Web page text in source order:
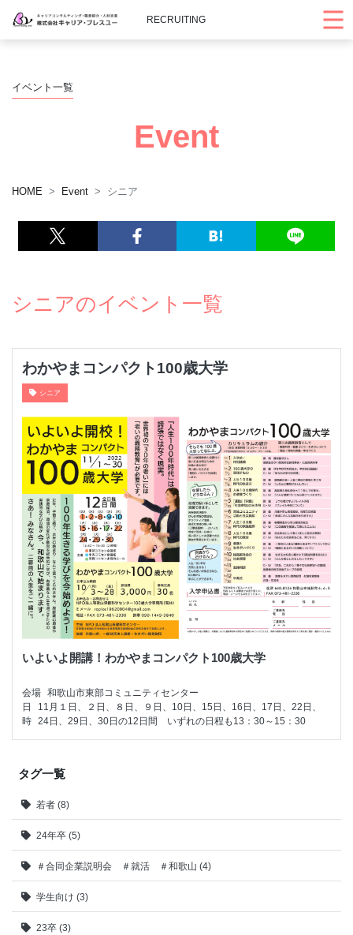
RECRUITING
イベント一覧
Event
HOME Event シニア
シニアのイベント一覧
わかやまコンパクト100歳大学
シニア
いよいよ開講！わかやまコンパクト100歳大学
会場 和歌山市東部コミュニティセンター
日
時
11月１日、２日、８日、９日、10日、15日、16日、17日、22日、
24日、29日、30日の12日間　いずれの日程も13：30～15：30
タグ一覧
若者 (8)
24年卒 (5)
＃合同企業説明会 ＃就活 ＃和歌山 (4)
学生向け (3)
23卒 (3)